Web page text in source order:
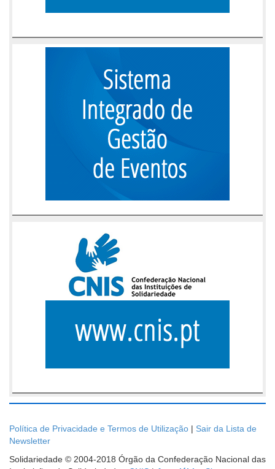
Política de Privacidade e Termos de Utilização | Sair da Lista de
Newsletter
Solidariedade © 2004-2018 Órgão da Confederação Nacional das